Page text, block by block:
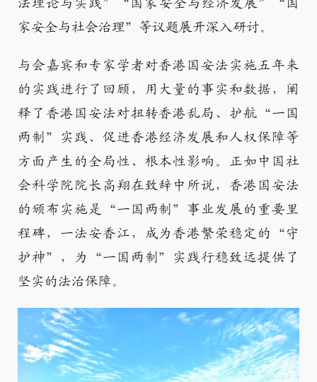
法理论与实践”“国家安全与经济发展”“国
家安全与社会治理”等议题展开深入研讨。
与会嘉宾和专家学者对香港国安法实施五年来
的实践进行了回顾，用大量的事实和数据，阐
释了香港国安法对扭转香港乱局、护航“一国
两制”实践、促进香港经济发展和人权保障等
方面产生的全局性、根本性影响。正如中国社
会科学院院长高翔在致辞中所说，香港国安法
的颁布实施是“一国两制”事业发展的重要里
程碑，一法安香江，成为香港繁荣稳定的“守
护神”，为“一国两制”实践行稳致远提供了
坚实的法治保障。